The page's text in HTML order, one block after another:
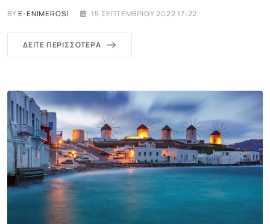
BYE-ENIMEROSI 15 ΣΕΠΤΕΜΒΡΊΟΥ 2022 17:22
ΔΕΊΤΕ ΠΕΡΙΣΣΌΤΕΡΑ